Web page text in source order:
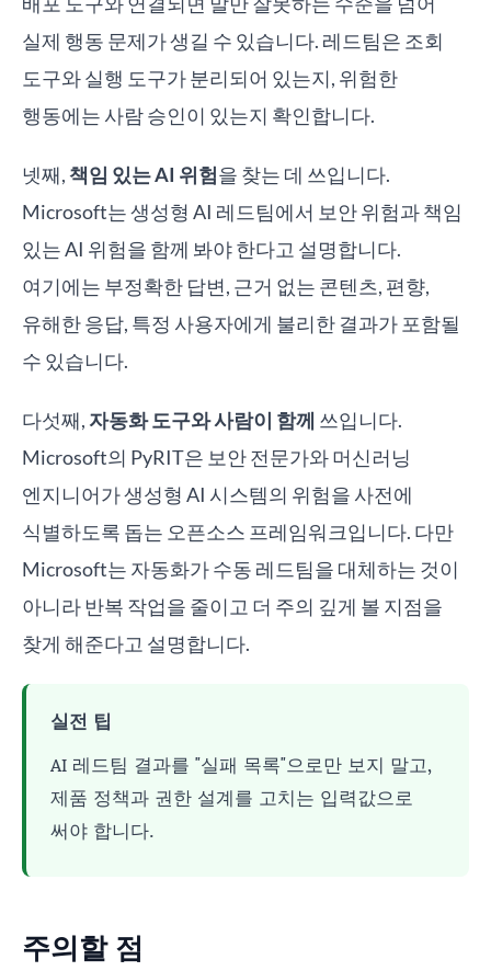
실제 행동 문제가 생길 수 있습니다. 레드팀은 조회
도구와 실행 도구가 분리되어 있는지, 위험한
행동에는 사람 승인이 있는지 확인합니다.
넷째,책임 있는 AI 위험을 찾는 데 쓰입니다.
Microsoft는 생성형 AI 레드팀에서 보안 위험과 책임
있는 AI 위험을 함께 봐야 한다고 설명합니다.
여기에는 부정확한 답변, 근거 없는 콘텐츠, 편향,
유해한 응답, 특정 사용자에게 불리한 결과가 포함될
수 있습니다.
다섯째, 자동화 도구와 사람이 함께 쓰입니다.
Microsoft의 PyRIT은 보안 전문가와 머신러닝
엔지니어가 생성형 AI 시스템의 위험을 사전에
식별하도록 돕는 오픈소스 프레임워크입니다. 다만
Microsoft는 자동화가 수동 레드팀을 대체하는 것이
아니라 반복 작업을 줄이고 더 주의 깊게 볼 지점을
찾게 해준다고 설명합니다.
실전 팁
AI 레드팀 결과를 "실패 목록"으로만 보지 말고,
제품 정책과 권한 설계를 고치는 입력값으로
써야 합니다.
주의할 점